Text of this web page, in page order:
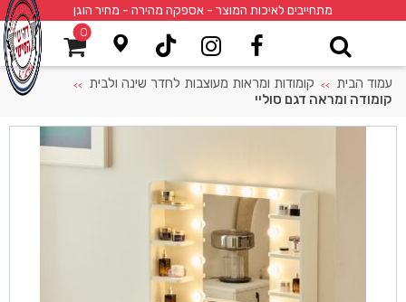
מתחייבים לאיכות המוצר - אספקה מהירה - מחיר הוגן
0
עמוד הבית >> קומודות ומראות מעוצבות לחדר שינה ולבית >>
קומודה ומראה דגם סוליי